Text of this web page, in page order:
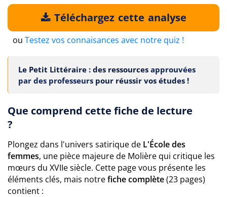
Téléchargez cette analyse
ou Testez vos connaisances avec notre quiz !
Le Petit Littéraire : des ressources approuvées
par des professeurs pour réussir vos études !
Que comprend cette fiche de lecture
?
Plongez dans l'univers satirique de L'École des
femmes, une pièce majeure de Molière qui critique les
mœurs du XVIIe siècle. Cette page vous présente les
éléments clés, mais notrefiche complète(23 pages)
contient :